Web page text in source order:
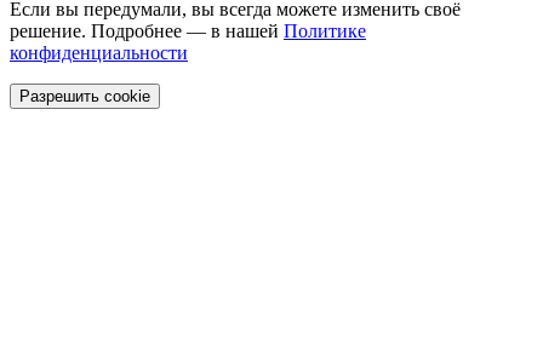
Если вы передумали, вы всегда можете изменить своё
решение. Подробнее — в нашей Политике
конфиденциальности
Разрешить cookie